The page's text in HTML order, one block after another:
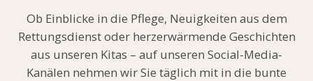
Ob Einblicke in die Pflege, Neuigkeiten aus dem
Rettungsdienst oder herzerwärmende Geschichten
aus unseren Kitas – auf unseren Social-Media-
Kanälen nehmen wir Sie täglich mit in die bunte